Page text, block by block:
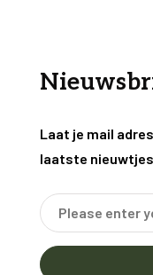
Laat je mail
laatste nieuwtjes